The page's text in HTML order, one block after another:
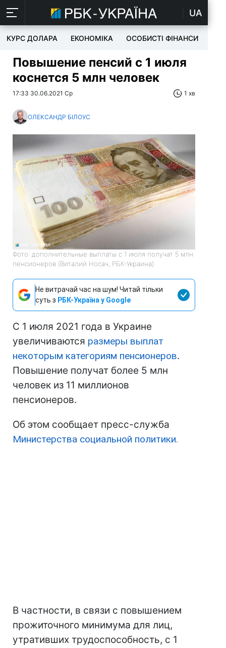
UA
КУРС ДОЛАРА ЕКОНОМІКА ОСОБИСТІ ФІНАНСИ
Повышение пенсий с 1 июля
коснется 5 млн человек
17:33 30.06.2021 Ср 1 хв
ОЛЕКСАНДР БІЛОУС
Фото: дополнительные выплаты с 1 июля получат 5 млн
пенсионеров (Виталий Носач, РБК-Украина)
Не витрачай час на шум! Читай тільки
суть з РБК-Україна у Google
С 1 июля 2021 года в Украине
увеличиваются размеры выплат
некоторым категориям пенсионеров.
Повышение получат более 5 млн
человек из 11 миллионов
пенсионеров.
Об этом сообщает пресс-служба
Министерства социальной политики.
В частности, в связи с повышением
прожиточного минимума для лиц,
утративших трудоспособность, с 1